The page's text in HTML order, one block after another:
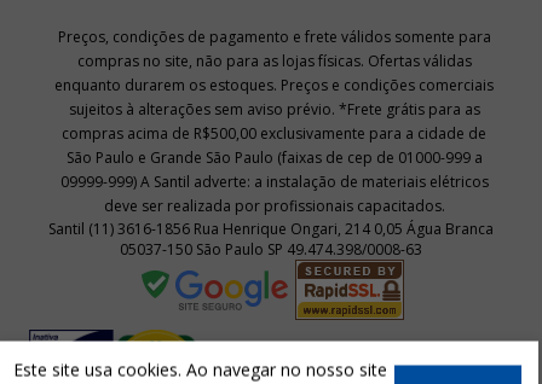
Este site usa cookies. Ao navegar no nosso site
Santil (11) 3616-1856 Rua Henrique Ongari, 214 0,05 Água Branca
05037-150 São Paulo SP 49.474.398/0008-63
Preços, condições de pagamento e frete válidos somente para
compras no site, não para as lojas físicas. Ofertas válidas
enquanto durarem os estoques. Preços e condições comerciais
sujeitos à alterações sem aviso prévio. *Frete grátis para as
compras acima de R$500,00 exclusivamente para a cidade de
São Paulo e Grande São Paulo (faixas de cep de 01000-999 a
09999-999) A Santil adverte: a instalação de materiais elétricos
deve ser realizada por profissionais capacitados.